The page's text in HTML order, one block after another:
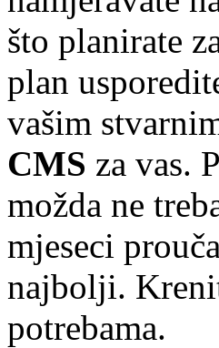
što planirate
plan
vašim
CMS za vas.
možda ne
mjeseci
najbolji.
potrebama.